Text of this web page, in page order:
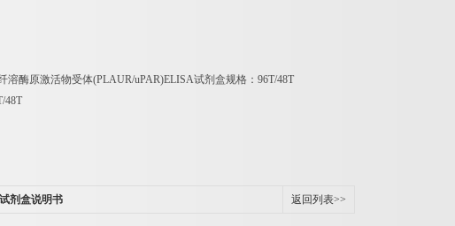
溶酶原激活物受体(PLAUR/uPAR)ELISA试剂盒规格： 96T/48T
48T
剂盒说明书 返回列表>>